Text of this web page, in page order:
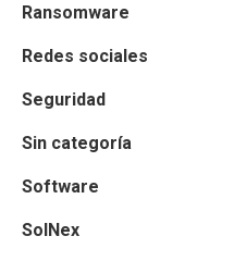
Ransomware
Redes sociales
Seguridad
Sin categoría
Software
SolNex